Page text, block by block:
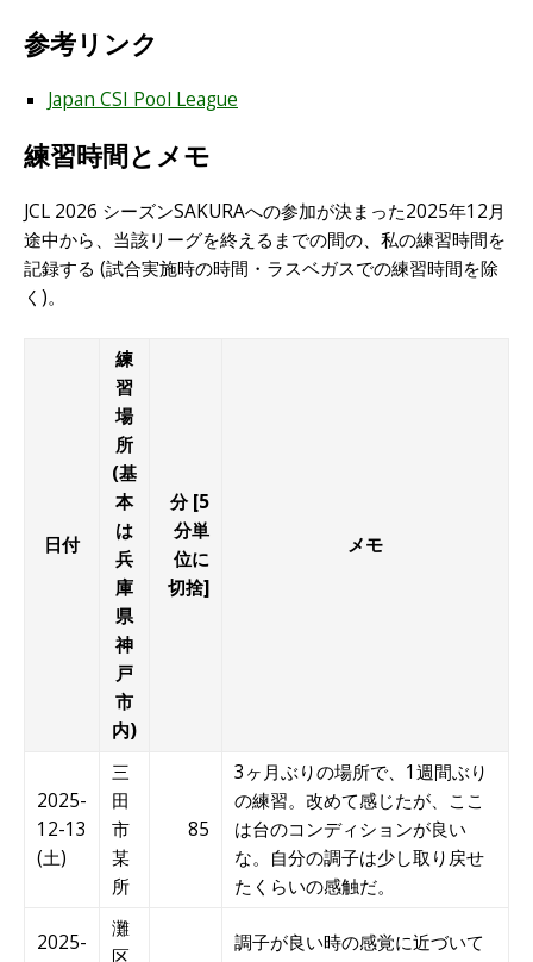
参考リンク
Japan CSI Pool League
練習時間とメモ
JCL 2026 シーズンSAKURAへの参加が決まった2025年12月
途中から、当該リーグを終えるまでの間の、私の練習時間を
記録する (試合実施時の時間・ラスベガスでの練習時間を除
く)。
日付
練
習
場
所
(基
本
は
兵
庫
県
神
戸
市
内)
分 [5
分単
位に
切捨]
メモ
2025-
12-13
(土)
三
田
市
某
所
85
3ヶ月ぶりの場所で、1週間ぶり
の練習。改めて感じたが、ここ
は台のコンディションが良い
な。自分の調子は少し取り戻せ
たくらいの感触だ。
2025-
灘
区
調子が良い時の感覚に近づいて